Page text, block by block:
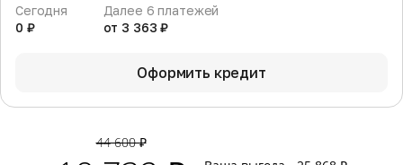
44 600 ₽
Сегодня
0 ₽
Далее 6 платежей
от 3 363 ₽
Оформить кредит